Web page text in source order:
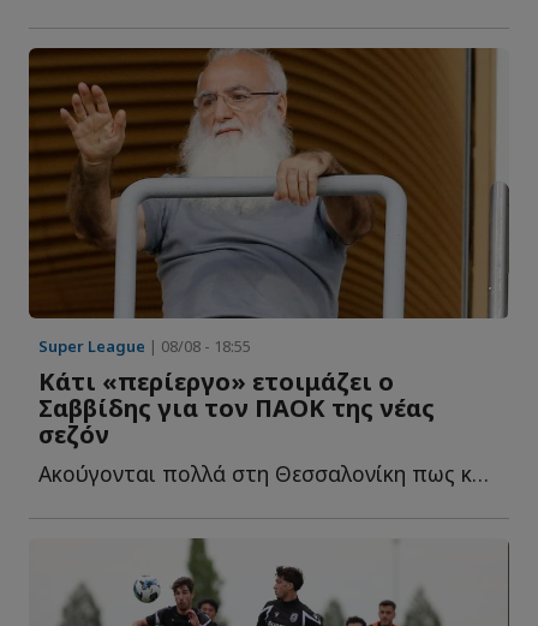
Super League | 08/08 - 18:55
Κάτι «περίεργο» ετοιμάζει ο
Σαββίδης για τον ΠΑΟΚ της νέας
σεζόν
Ακούγονται πολλά στη Θεσσαλονίκη πως κάτι «περίεργο» ε...